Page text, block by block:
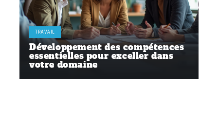
TRAVAIL
Développement des compétences
essentielles pour exceller dans
votre domaine